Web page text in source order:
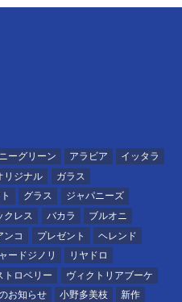
ーグリーン アラビア
イッタラ
リジナル
ガラス
グラス
ジャパニーズ
クレス バカラ
ブルオニ
ンコ プレゼント
ヘレンド
ードジノリ
リヤドロ
トロベリー
ヴィクトリアブーケ
お知らせ 小野多美枝
新作